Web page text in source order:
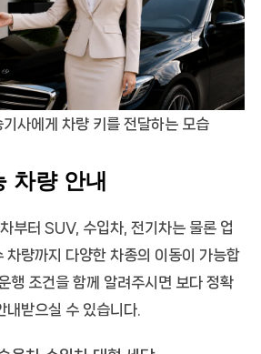
사에게 차량 키를 전달하는 모습
차량 안내
부터 SUV, 수입차, 전기차는 물론 업
차량까지 다양한 차종의 이동이 가능합
행 조건을 함께 알려주시면 보다 정확
받으실 수 있습니다.